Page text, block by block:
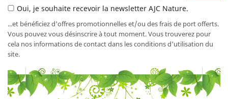
Oui, je souhaite recevoir la newsletter AJC Nature.
...et bénéficiez d'offres promotionnelles et/ou des frais de port offerts.
Vous pouvez vous désinscrire à tout moment. Vous trouverez pour
cela nos informations de contact dans les conditions d'utilisation du
site.